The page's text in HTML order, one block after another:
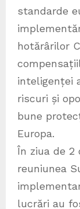
standarde
hotărârilor
inteligenței
riscuri și
bune
Europa.
În ziua de 2
reuniunea
lucrări au